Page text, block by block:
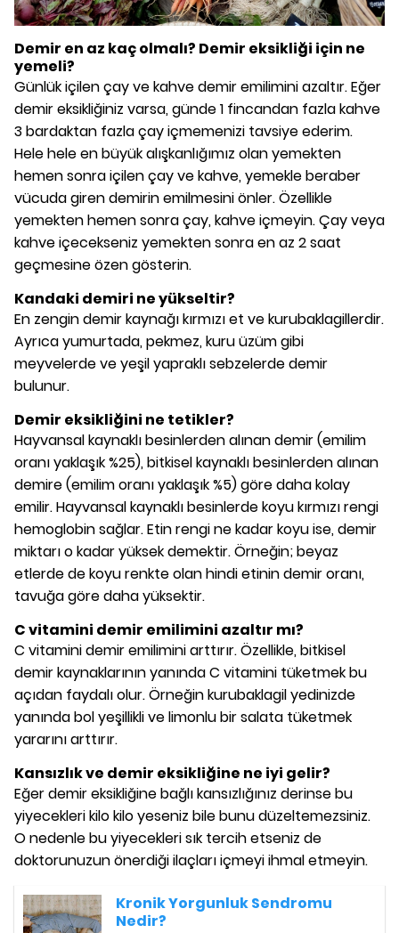
Demir en az kaç olmalı? Demir eksikliği için ne
yemeli?
Günlük içilen çay ve kahve demir emilimini azaltır. Eğer
demir eksikliğiniz varsa, günde 1 fincandan fazla kahve
3 bardaktan fazla çay içmemenizi tavsiye ederim.
Hele hele en büyük alışkanlığımız olan yemekten
hemen sonra içilen çay ve kahve, yemekle beraber
vücuda giren demirin emilmesini önler. Özellikle
yemekten hemen sonra çay, kahve içmeyin. Çay veya
kahve içecekseniz yemekten sonra en az 2 saat
geçmesine özen gösterin.
Kandaki demiri ne yükseltir?
En zengin demir kaynağı kırmızı et ve kurubaklagillerdir.
Ayrıca yumurtada, pekmez, kuru üzüm gibi
meyvelerde ve yeşil yapraklı sebzelerde demir
bulunur.
Demir eksikliğini ne tetikler?
Hayvansal kaynaklı besinlerden alınan demir (emilim
oranı yaklaşık %25), bitkisel kaynaklı besinlerden alınan
demire (emilim oranı yaklaşık %5) göre daha kolay
emilir. Hayvansal kaynaklı besinlerde koyu kırmızı rengi
hemoglobin sağlar. Etin rengi ne kadar koyu ise, demir
miktarı o kadar yüksek demektir. Örneğin; beyaz
etlerde de koyu renkte olan hindi etinin demir oranı,
tavuğa göre daha yüksektir.
C vitamini demir emilimini azaltır mı?
C vitamini demir emilimini arttırır. Özellikle, bitkisel
demir kaynaklarının yanında C vitamini tüketmek bu
açıdan faydalı olur. Örneğin kurubaklagil yedinizde
yanında bol yeşillikli ve limonlu bir salata tüketmek
yararını arttırır.
Kansızlık ve demir eksikliğine ne iyi gelir?
Eğer demir eksikliğine bağlı kansızlığınız derinse bu
yiyecekleri kilo kilo yeseniz bile bunu düzeltemezsiniz.
O nedenle bu yiyecekleri sık tercih etseniz de
doktorunuzun önerdiği ilaçları içmeyi ihmal etmeyin.
Kronik Yorgunluk Sendromu
Nedir?